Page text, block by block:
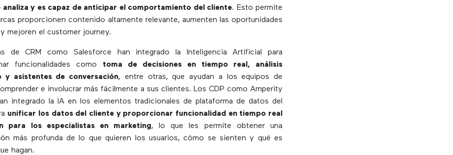
analiza y es capaz de anticipar el comportamiento del cliente. Esto permite
proporcionen contenido altamente relevante, aumenten las oportunidades
mejoren el customer journey.
de CRM como Salesforce han integrado la Inteligencia Artificial para
funcionalidades como toma de decisiones en tiempo real, análisis
y asistentes de conversación, entre otras, que ayudan a los equipos de
e involucrar más fácilmente a sus clientes. Los CDP como Amperity
integrado la IA en los elementos tradicionales de plataforma de datos del
unificar los datos del cliente y proporcionar funcionalidad en tiempo real
para los especialistas en marketing, lo que les permite obtener una
más profunda de lo que quieren los usuarios, cómo se sienten y qué es
hagan.